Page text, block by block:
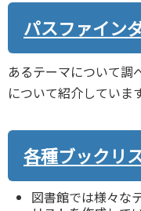
パスファイン
あるテーマについて調
について紹介しています
各種ブックリ
図書館では様々な